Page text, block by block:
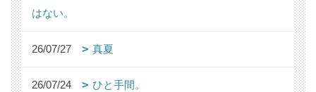
はない。
26/07/27 真夏
26/07/24 ひと手間。